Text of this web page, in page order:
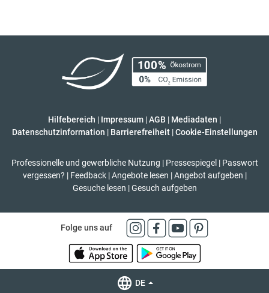
Hilfebereich | Impressum |AGB | Mediadaten |
Datenschutzinformation | Barrierefreiheit | Cookie-Einstellungen
Professionelle und gewerbliche Nutzung | Pressespiegel | Passwort
vergessen? | Feedback | Angebote lesen | Angebot aufgeben |
Gesuche lesen | Gesuch aufgeben
Folge uns auf
DE